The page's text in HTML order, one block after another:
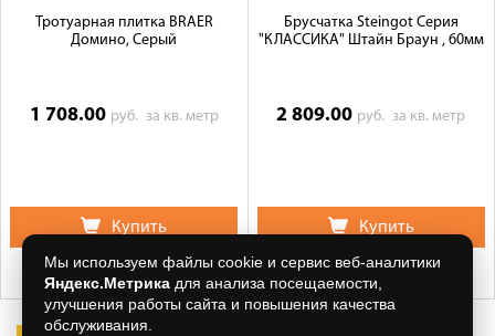
Тротуарная плитка BRAER
Домино, Серый
1 708.00 руб. за кв. метр
Купить
Брусчатка Steingot Серия
"КЛАССИКА" Штайн Браун , 60мм
2 809.00 руб.за кв. метр
Купить
Мы используем файлы cookie и сервис веб-аналитики
Яндекс.Метрика для анализа посещаемости,
улучшения работы сайта и повышения качества
обслуживания.